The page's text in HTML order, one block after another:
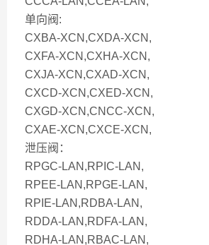
单向阀:
CXBA-XCN,CXDA-XCN,
CXFA-XCN,CXHA-XCN,
CXJA-XCN,CXAD-XCN,
CXCD-XCN,CXED-XCN,
CXGD-XCN,CNCC-XCN,
CXAE-XCN,CXCE-XCN,
泄压阀：
RPGC-LAN,RPIC-LAN,
RPEE-LAN,RPGE-LAN,
RPIE-LAN,RDBA-LAN,
RDDA-LAN,RDFA-LAN,
RDHA-LAN,RBAC-LAN,